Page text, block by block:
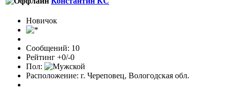
Новичок
Сообщений: 10
Рейтинг +0/-0
Пол:
Расположение: г. Череповец, Вологодская обл.